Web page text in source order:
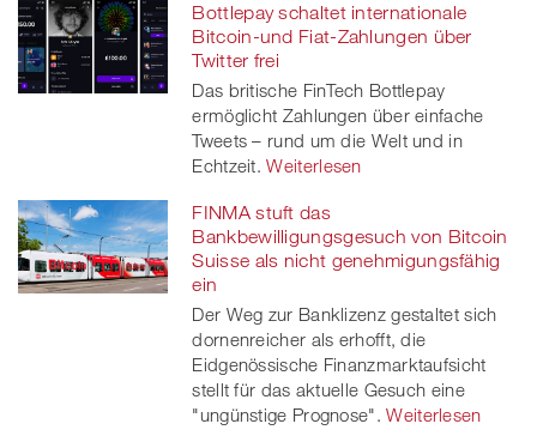
Bottlepay schaltet internationale
Bitcoin-und Fiat-Zahlungen über
Twitter frei
Das britische FinTech Bottlepay
ermöglicht Zahlungen über einfache
Tweets – rund um die Welt und in
Echtzeit. Weiterlesen
FINMA stuft das
Bankbewilligungsgesuch von Bitcoin
Suisse als nicht genehmigungsfähig
ein
Der Weg zur Banklizenz gestaltet sich
dornenreicher als erhofft, die
Eidgenössische Finanzmarktaufsicht
stellt für das aktuelle Gesuch eine
"ungünstige Prognose". Weiterlesen